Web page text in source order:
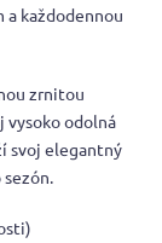
každodennou
zrnitou
vysoko odolná
svoj elegantný